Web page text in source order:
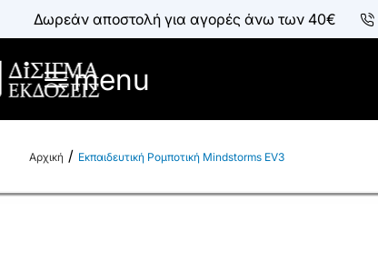
Δωρεάν αποστολή για αγορές άνω των 40€
menu
m
Εκπαιδευτική Ρομποτική Mindstorms EV3